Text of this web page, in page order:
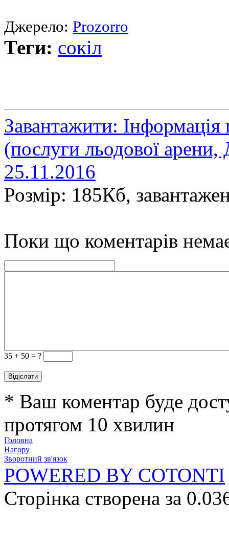
Джерело: Prozorro
Теги: сокіл
Завантажити: Інформація
(послуги льодової
25.11.2016
Розмір: 185Кб,
Поки що коментарів
35 + 50 = ?
* Ваш коментар буде
протягом 10 хвилин
Головна
Нагору
Зворотний зв'язок
POWERED BY COTONTI
Сторінка створена за